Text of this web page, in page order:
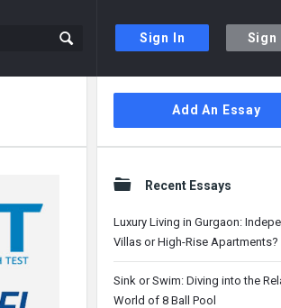
Sign In Sign
Sidebar
Add An Essay
Recent Essays
Luxury Living in Gurgaon:
Villas or High-Rise Apartments?
Sink or Swim: Diving into the
World of 8 Ball Pool